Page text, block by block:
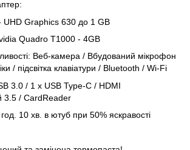
UHD Graphics 630 до 1 GB
Quadro T1000 - 4GB
Веб-камера / Вбудований мікрофон
/ підсвітка клавіатури / Bluetooth / Wi-Fi
3.0 / 1 x USB Type-C / HDMI
3.5 / CardReader
10 хв. в ютуб при 50% яскравості